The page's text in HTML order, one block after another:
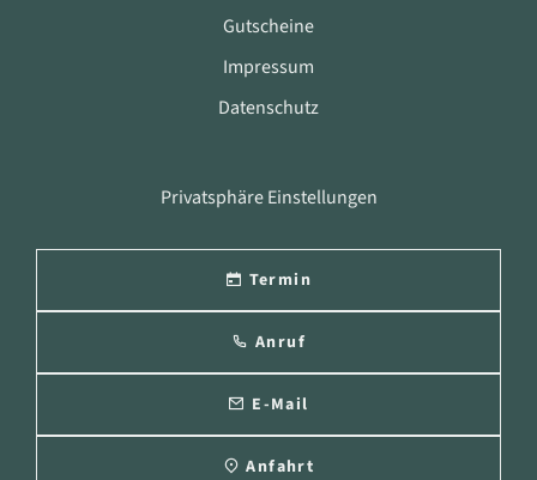
Gutscheine
Impressum
Datenschutz
Privatsphäre Einstellungen
Termin
Anruf
E-Mail
Anfahrt